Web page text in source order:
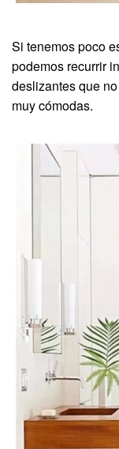
Si tenemos poco
podemos recurrir
deslizantes que
muy cómodas.